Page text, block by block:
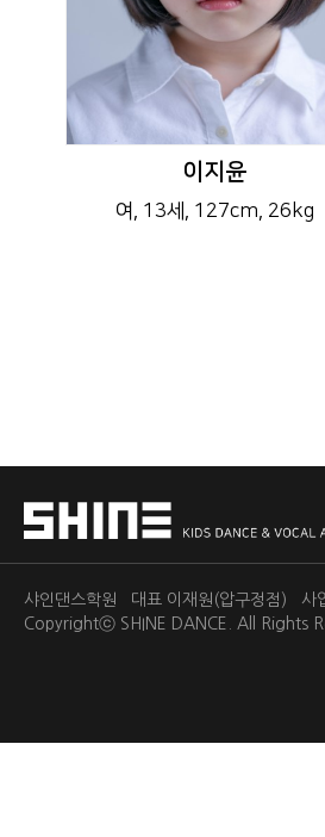
이지윤
여 , 13세 , 127cm, 26kg
샤인댄스학원 대표 이재원(압구정점)
Copyrightⓒ SHINE DANCE. All Rights